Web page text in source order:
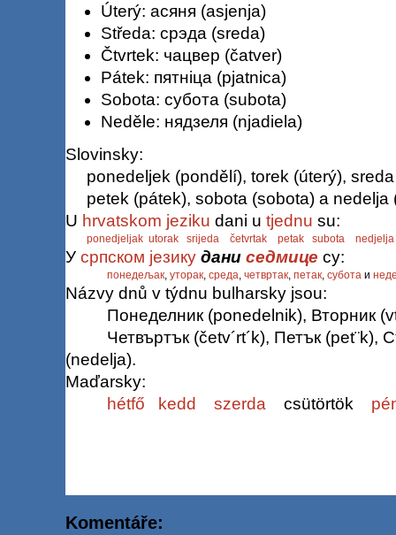
Úterý: асяня (asjenja)
Středa: срэда (sreda)
Čtvrtek: чацвер (čatver)
Pátek: пятніца (pjatnica)
Sobota: субота (subota)
Neděle: нядзеля (njadiela)
Slovinsky:
ponedeljek (pondělí), torek (úterý),
petek (pátek), sobota (sobota) a
U hrvatskom jeziku dani u tjednu su:
ponedjeljak utorak srijeda četvrtak petak subota nedjelja
У српском језику дани седмице су:
понедељак, уторак, среда четвртак, петак, субота и
Názvy dnů v týdnu bulharsky jsou:
Понеделник (ponedelnik), Вторник
Четвъртък (četv´rt´k), Петък (pet¨k),
(nedelja).
Maďarsky:
hétfő
kedd szerda csütörtök
Komentáře: